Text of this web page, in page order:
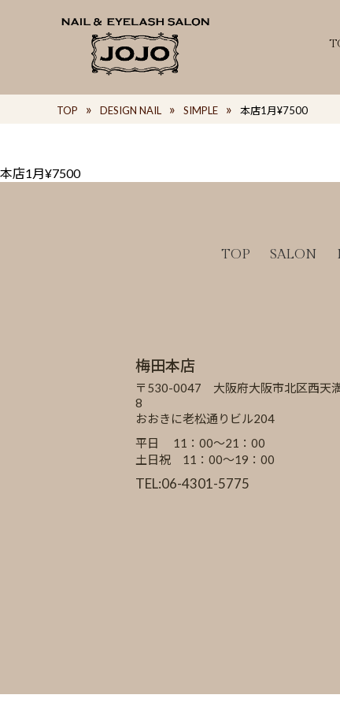
TOP DESIGN NAIL SIMPLE 本店1月¥7500
本店1月¥7500
TOP SALON
梅田本店
〒530-0047 大阪府大阪市北区西天
8
おおきに老松通りビル204
平日 11：00～21：00
土日祝 11：00～19：00
TEL:06-4301-5775